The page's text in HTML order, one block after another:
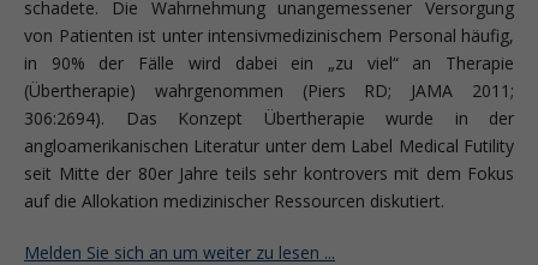
schadete. Die Wahrnehmung unangemessener Versorgung
von Patienten ist unter intensivmedizinischem Personal häufig,
in 90% der Fälle wird dabei ein „zu viel“ an Therapie
(Übertherapie) wahrgenommen (Piers RD; JAMA 2011;
306:2694). Das Konzept Übertherapie wurde in der
angloamerikanischen Literatur unter dem Label Medical Futi­lity
seit Mitte der 80er Jahre teils sehr kon­trovers mit dem Fokus
auf die Alloka­tion medizinischer Ressourcen diskutiert.
Melden Sie sich an um weiter zu lesen ...